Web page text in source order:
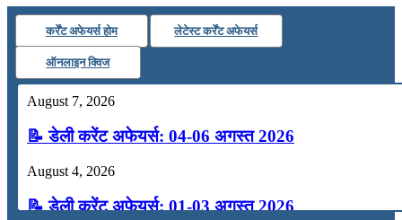
Menu Menu
कर्रेंट अफेयर्स होम लेटेस्ट कर्रेंट अफेयर्स
ऑनलाइन क्विज
August 7, 2026
📝 डेली करेंट अफेयर्स: 04-06 अगस्त 2026
August 4, 2026
📝 डेली करेंट अफेयर्स: 01-03 अगस्त 2026